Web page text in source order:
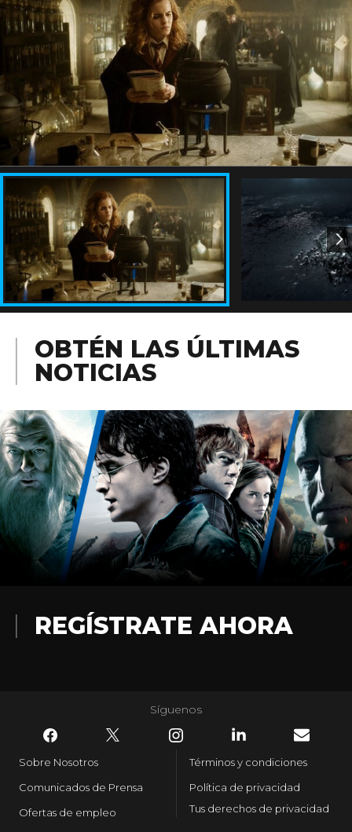
OBTÉN LAS ÚLTIMAS
NOTICIAS
REGÍSTRATE AHORA
Síguenos
Sobre Nosotros
Comunicados de Prensa
Ofertas de empleo
Términos y condiciones
Política de privacidad
Tus derechos de privacidad